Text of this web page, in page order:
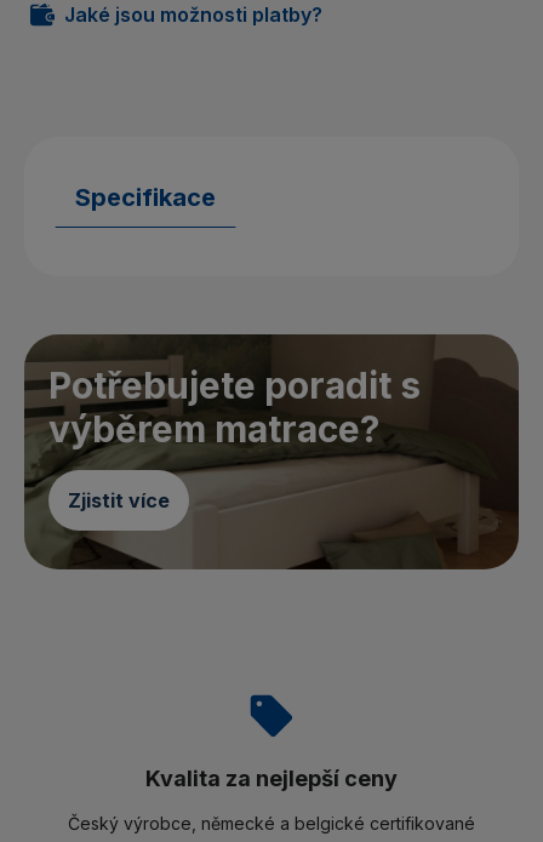
Jaké jsou možnosti platby?
Specifikace
Potřebujete poradit s
výběrem matrace?
Zjistit více
Kvalita za nejlepší ceny
Český výrobce, německé a belgické certifikované